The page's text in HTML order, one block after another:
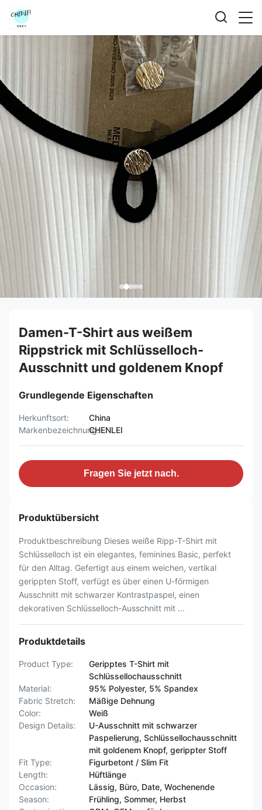
Damen-T-Shirt aus weißem
Rippstrick mit Schlüsselloch-
Ausschnitt und goldenem Knopf
Grundlegende Eigenschaften
Herkunftsort:
China
Markenbezeichnung:CHENLEI
Fragen Sie jetzt nach.
Produktübersicht
Produktbeschreibung Dieses weiße Ripp-T-Shirt mit
Schlüsselloch ist ein elegantes, feminines Basic, perfekt
für den Alltag. Gefertigt aus einem weichen, vertikal
gerippten Stoff, verfügt es über einen U-förmigen
Ausschnitt mit schwarzer Kontrastpaspel, einen
dekorativen Schlüsselloch-Ausschnitt mit ...
Produktdetails
Product Type:
Geripptes T-Shirt mit
Schlüssellochausschnitt
Material:
95% Polyester, 5% Spandex
Fabric Stretch:
Mäßige Dehnung
Color:
Weiß
Design Details:
U-Ausschnitt mit schwarzer
Paspelierung, Schlüssellochausschnitt
mit goldenem Knopf, gerippter Stoff
Fit Type:
Figurbetont / Slim Fit
Length:
Hüftlänge
Occasion:
Lässig, Büro, Date, Wochenende
Season:
Frühling, Sommer, Herbst